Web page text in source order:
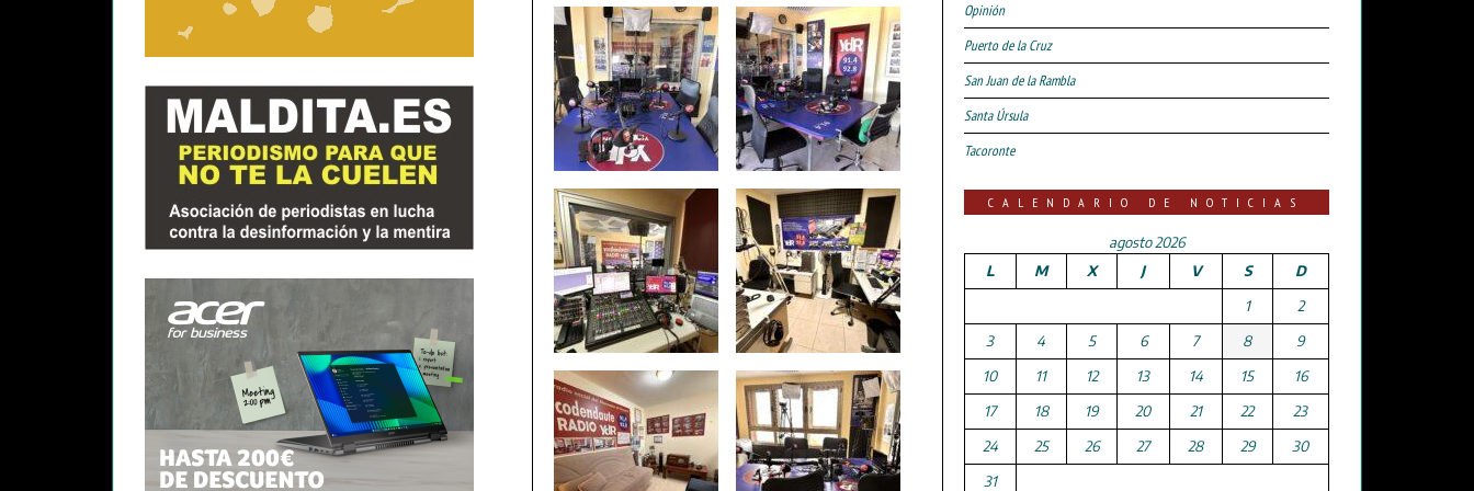
Opinión
Puerto de la Cruz
San Juan de la Rambla
Santa Úrsula
Tacoronte
CALENDARIO DE NOTICIAS
agosto 2026
L
M X J V S
D
1
2
3
4 5 6 7 8
9
10
11 12 13 14 15
16
17
18 19 20 21 22
23
24
25 26 27 28 29
30
31